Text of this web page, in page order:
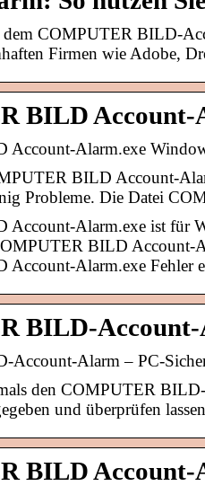
COMPUTER BILD-
Firmen wie Adobe,
BILD Account-
Alarm.exe
BILD Account-
Probleme. Die Datei
Alarm.exe ist für
BILD Account-
Alarm.exe Fehler
BILD-
Account-Alarm – PC-
den COMPUTER
und überprüfen
BILD Account-